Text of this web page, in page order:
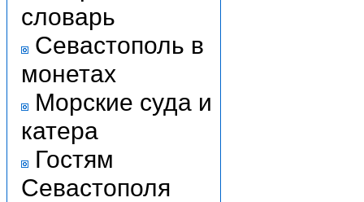
словарь
Севастополь в
монетах
Морские суда и
катера
Гостям
Севастополя